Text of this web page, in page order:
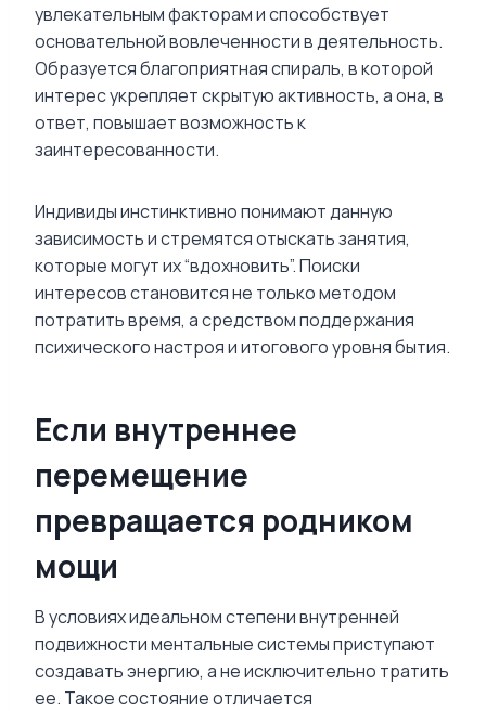
увлекательным факторам и способствует
основательной вовлеченности в деятельность.
Образуется благоприятная спираль, в которой
интерес укрепляет скрытую активность, а она, в
ответ, повышает возможность к
заинтересованности.
Индивиды инстинктивно понимают данную
зависимость и стремятся отыскать занятия,
которые могут их “вдохновить”. Поиски
интересов становится не только методом
потратить время, а средством поддержания
психического настроя и итогового уровня бытия.
Если внутреннее
перемещение
превращается родником
мощи
В условиях идеальном степени внутренней
подвижности ментальные системы приступают
создавать энергию, а не исключительно тратить
ее. Такое состояние отличается